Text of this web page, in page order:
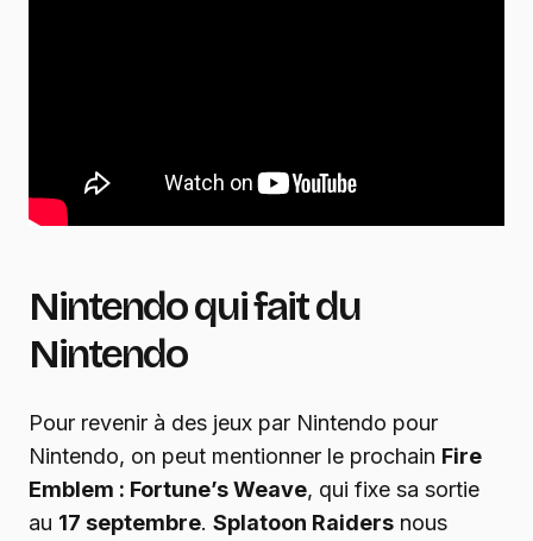
Nintendo qui fait du
Nintendo
Pour revenir à des jeux par Nintendo pour
Nintendo, on peut mentionner le prochain Fire
Emblem : Fortune’s Weave, qui fixe sa sortie
au 17 septembre. Splatoon Raiders nous